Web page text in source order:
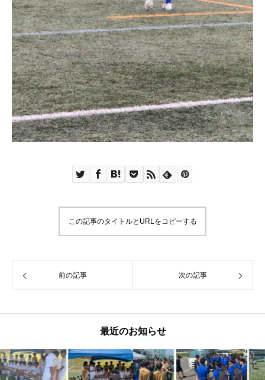
この記事のタイトルとURLをコピーする
前の記事 次の記事
最近のお知らせ